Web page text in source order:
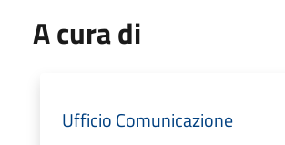
A cura di
Ufficio Comunicazione